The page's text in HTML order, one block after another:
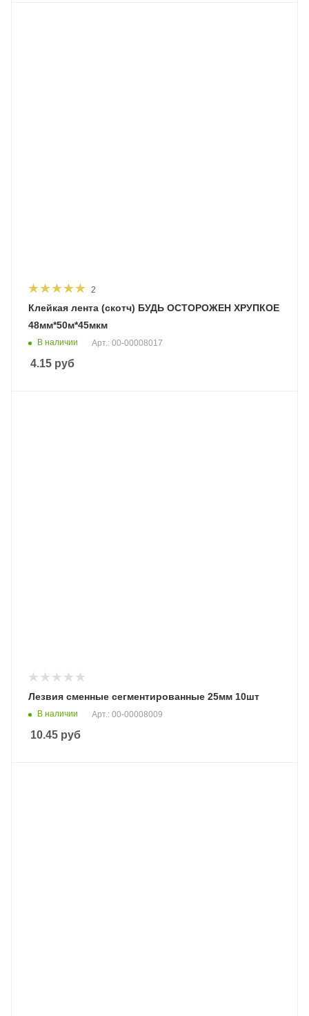
2
Клейкая лента (скотч) БУДЬ ОСТОРОЖЕН ХРУПКОЕ
48мм*50м*45мкм
В наличии Арт.: 00-00008017
4.15 руб
Лезвия сменные сегментированные 25мм 10шт
В наличии Арт.: 00-00008009
10.45 руб